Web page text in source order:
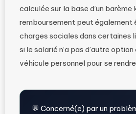
calculée sur la base d’un barème
remboursement peut également
charges sociales dans certaines
si le salarié n’a pas d’autre option
véhicule personnel pour se
💬 Concerné(e) par un